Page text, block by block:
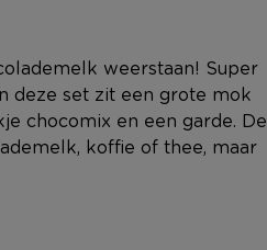
weerstaan! Super
deze set zit een grote mok
chocomix en een garde. De
koffie of thee, maar